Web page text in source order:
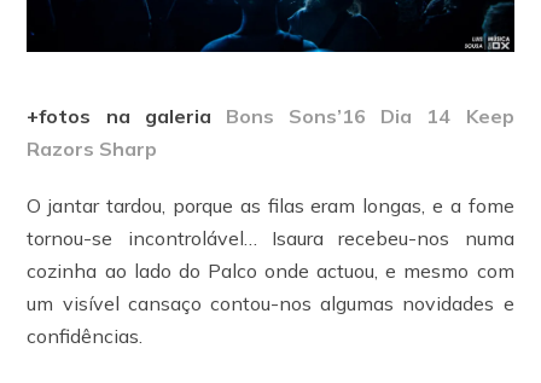
+fotos na galeria Bons Sons’16 Dia 14 Keep
Razors Sharp
O jantar tardou, porque as filas eram longas, e a fome
tornou-se incontrolável… Isaura recebeu-nos numa
cozinha ao lado do Palco onde actuou, e mesmo com
um visível cansaço contou-nos algumas novidades e
confidências.